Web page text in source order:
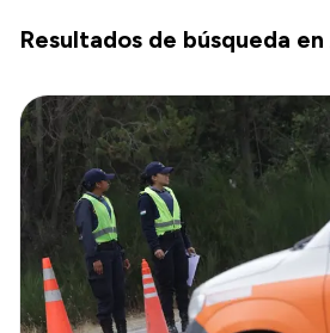
Prensa
Autoridades y Organismos
Discursos en la Legislatura
Casa de Gobierno
Acerca de Río Negro
Historia
Geografía
Resultados de búsqueda